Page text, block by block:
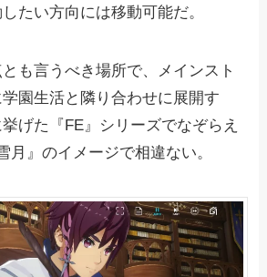
たい方向には移動可能だ。
も言うべき場所で、メインスト
園生活と隣り合わせに展開す
げた『FE』シリーズでなぞらえ
月』のイメージで相違ない。